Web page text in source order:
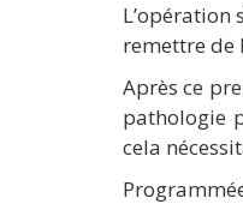
L’opération
remettre de
Après ce
pathologie
cela